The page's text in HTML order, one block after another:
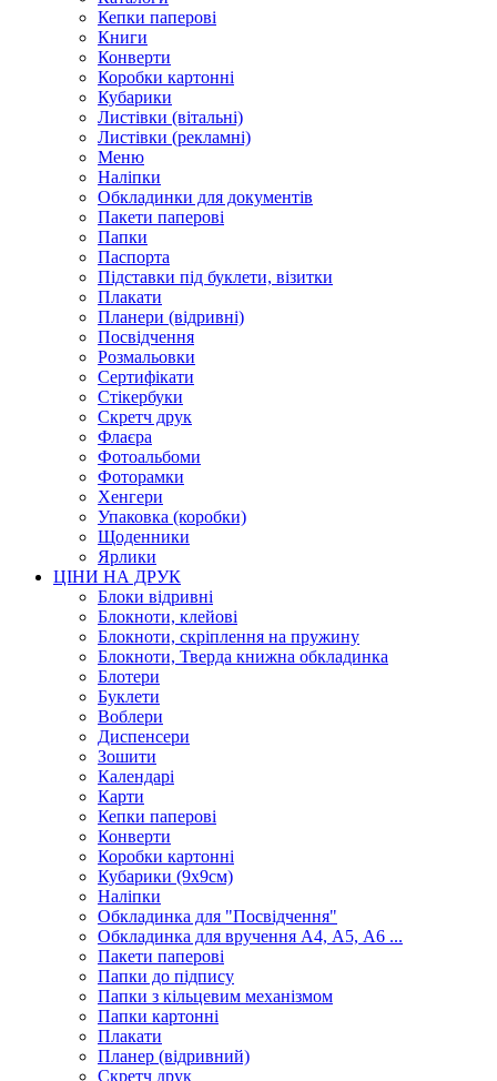
Кепки паперові
Книги
Конверти
Коробки картонні
Кубарики
Листівки (вітальні)
Листівки (рекламні)
Меню
Наліпки
Обкладинки для документів
Пакети паперові
Папки
Паспорта
Підставки під буклети, візитки
Плакати
Планери (відривні)
Посвідчення
Розмальовки
Сертифікати
Стікербуки
Скретч друк
Флаєра
Фотоальбоми
Фоторамки
Хенгери
Упаковка (коробки)
Щоденники
Ярлики
ЦІНИ НА ДРУК
Блоки відривні
Блокноти, клейові
Блокноти, скріплення на пружину
Блокноти, Тверда книжна обкладинка
Блотери
Буклети
Воблери
Диспенсери
Зошити
Календарі
Карти
Кепки паперові
Конверти
Коробки картонні
Кубарики (9х9см)
Наліпки
Обкладинка для "Посвідчення"
Обкладинка для вручення А4, А5, А6 ...
Пакети паперові
Папки до підпису
Папки з кільцевим механізмом
Папки картонні
Плакати
Планер (відривний)
Скретч друк